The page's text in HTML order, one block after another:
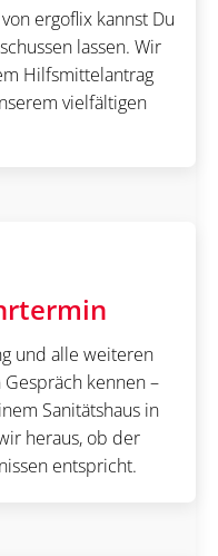
ergoflix kannst Du
lassen. Wir
Hilfsmittelantrag
vielfältigen
und alle weiteren
kennen –
Sanitätshaus in
heraus, ob der
entspricht.